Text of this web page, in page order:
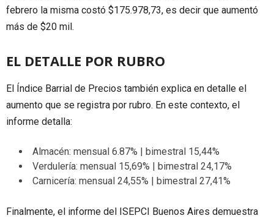
febrero la misma costó $175.978,73, es decir que aumentó
más de $20 mil.
EL DETALLE POR RUBRO
El Índice Barrial de Precios también explica en detalle el
aumento que se registra por rubro. En este contexto, el
informe detalla:
Almacén: mensual 6.87% | bimestral 15,44%
Verdulería: mensual 15,69% | bimestral 24,17%
Carnicería: mensual 24,55% | bimestral 27,41%
Finalmente, el informe del ISEPCI Buenos Aires demuestra